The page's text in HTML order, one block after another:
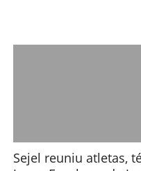
Sejel reuniu atletas,